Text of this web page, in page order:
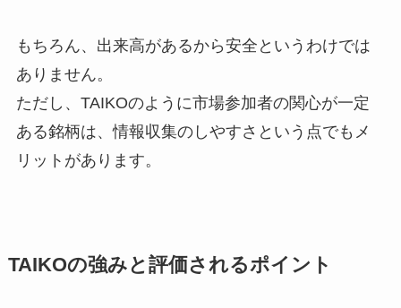
もちろん、出来高があるから安全というわけでは
ありません。
ただし、TAIKOのように市場参加者の関心が一定
ある銘柄は、情報収集のしやすさという点でもメ
リットがあります。
TAIKOの強みと評価されるポイント